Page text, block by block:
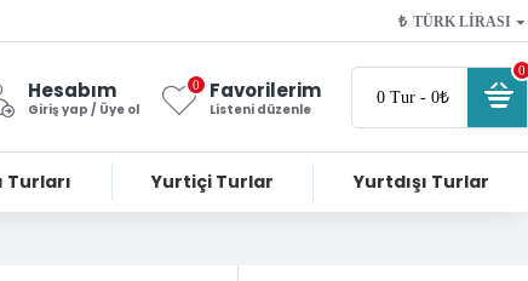
₺ TÜRK LIRASI
Hesabım
Giriş yap / Üye ol
Favorilerim
Listeni düzenle
0
0 Tur - 0₺
0
Turları Yurtiçi Turlar Yurtdışı Turlar